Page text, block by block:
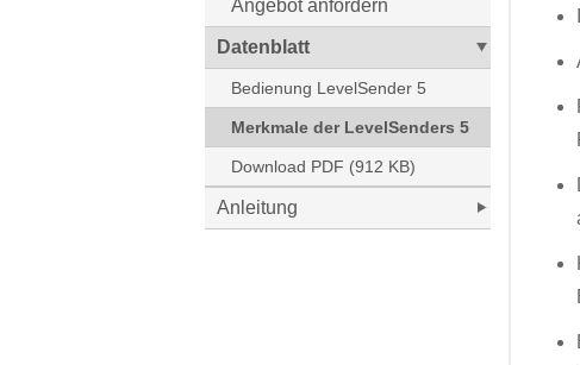
Angebot anfordern
Datenblatt
Bedienung LevelSender 5
Merkmale der LevelSenders 5
Download PDF (912 KB)
Anleitung